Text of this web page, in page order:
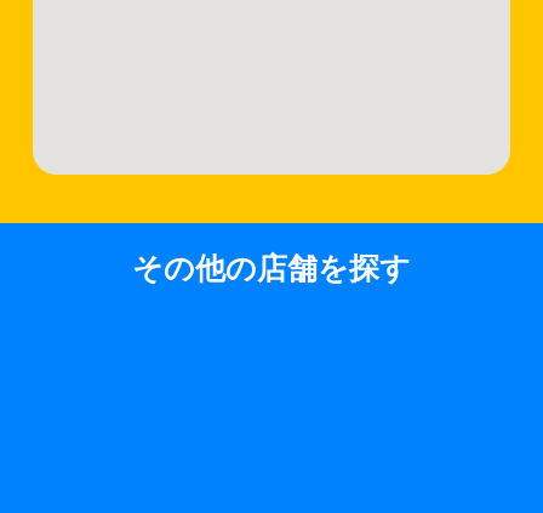
その他の店舗を探す